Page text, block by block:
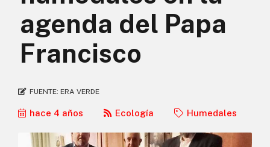
agenda del Papa
Francisco
FUENTE: ERA VERDE
hace 4 años Ecología Humedales